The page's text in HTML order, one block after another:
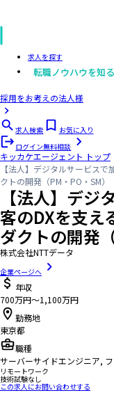
求人を探す
転職ノウハウを知る
採用をお考えの法人様
求人検索
お気に入り
ログイン無料相談
キッカケエージェント トップ
【法人】デジタルサービス
クトの開発（PM・PO・SM）
【法人】デジ
客のDXを支
ダクトの開発
株式会社NTTデータ
企業ページへ
年収
700万円〜1,100万円
勤務地
東京都
職種
サーバーサイドエンジニア,
リモートワーク
技術試験なし
この求人にお問い合わせする